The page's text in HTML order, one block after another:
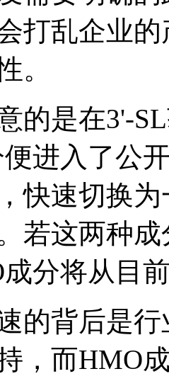
打乱企业
。
是在3'-SL
进入了公
快速切换
若这两种
分将从目
背后是行
，而HMO